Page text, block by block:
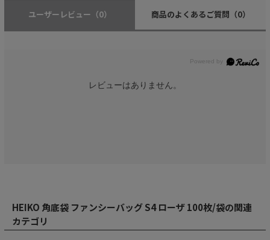
ユーザーレビュー （0） 商品のよくあるご質問 （0）
レビューはありません。
HEIKO 角底袋 ファンシーバッグ S4 ローザ 100枚/袋の関連
カテゴリ